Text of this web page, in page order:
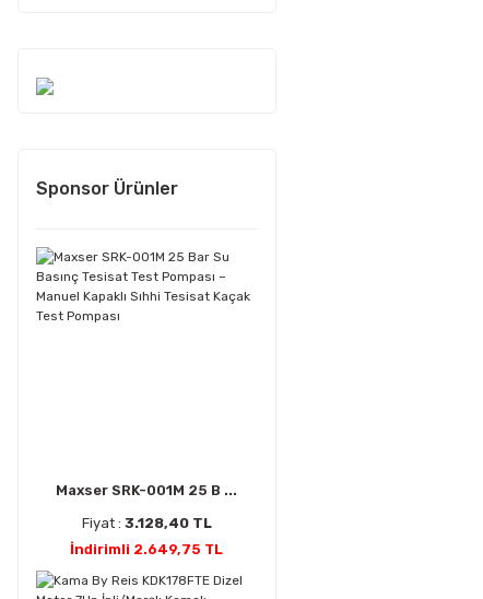
Sponsor Ürünler
Maxser SRK-001M 25 B ...
Fiyat : 3.128,40 TL
İndirimli 2.649,75 TL